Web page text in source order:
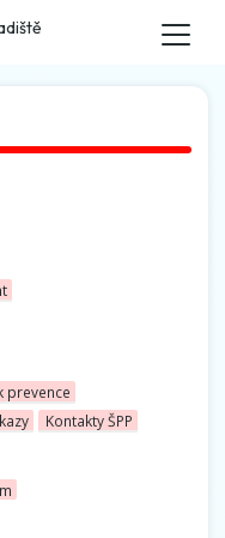
prevence
Kontakty ŠPP